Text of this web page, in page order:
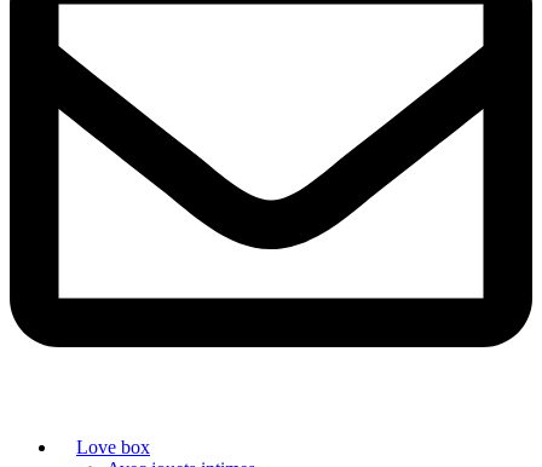
Love box